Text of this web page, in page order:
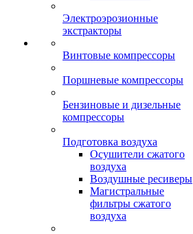
Электроэрозионные
экстракторы
Винтовые компрессоры
Поршневые компрессоры
Бензиновые и дизельные
компрессоры
Подготовка воздуха
Осушители сжатого
воздуха
Воздушные ресиверы
Магистральные
фильтры сжатого
воздуха